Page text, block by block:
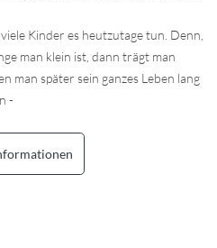
Kinder es heutzutage tun. Denn,
man klein ist, dann trägt man
man später sein ganzes Leben lang
-